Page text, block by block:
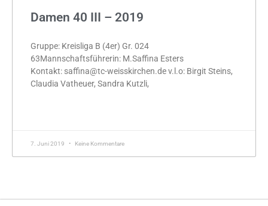
Damen 40 III – 2019
Gruppe: Kreisliga B (4er) Gr. 024
63Mannschaftsführerin: M.Saffina Esters
Kontakt: saffina@tc-weisskirchen.de v.l.o: Birgit Steins,
Claudia Vatheuer, Sandra Kutzli,
7. Juni 2019 Keine Kommentare